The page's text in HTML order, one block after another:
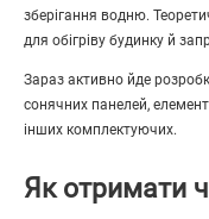
зберігання водню.
для обігріву будинку й
Зараз активно йде
сонячних панелей,
інших комплектуючих.
Як отримати